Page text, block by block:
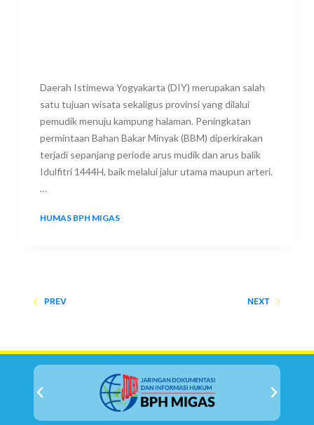
Daerah Istimewa Yogyakarta (DIY) merupakan salah
satu tujuan wisata sekaligus provinsi yang dilalui
pemudik menuju kampung halaman. Peningkatan
permintaan Bahan Bakar Minyak (BBM) diperkirakan
terjadi sepanjang periode arus mudik dan arus balik
Idulfitri 1444H, baik melalui jalur utama maupun arteri.
…
HUMAS BPH MIGAS
PREV NEXT